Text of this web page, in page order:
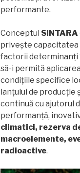
performante.
Conceptul SINTARA
privește capacitatea
factorii determinanți
să-i permită
condițiile specifice
lanțului de producție
continuă cu ajutorul
performanță,
climatici, rezerva
macroelemente,
radioactive.